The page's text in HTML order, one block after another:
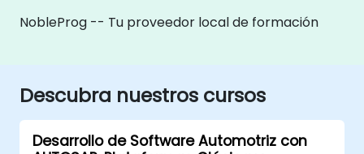
NobleProg -- Tu proveedor local de formación
Descubra nuestros cursos
Desarrollo de Software Automotriz con